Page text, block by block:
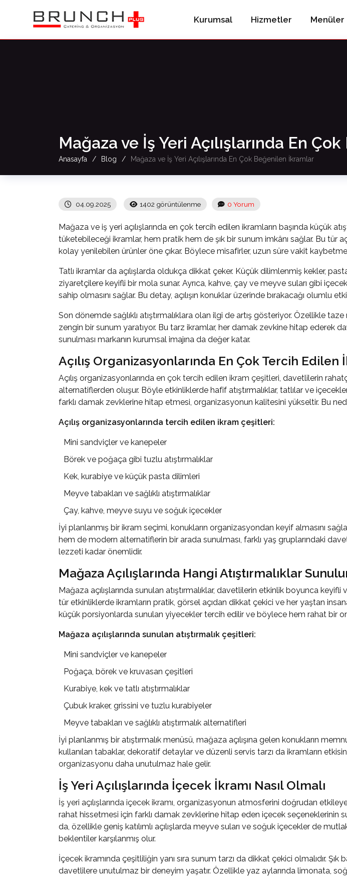
Kurumsal Hizmetler Menüler
Mağaza ve İş Yeri Açılışlarında En
Anasayfa Blog Mağaza ve İş Yeri Açılışlarında En Çok Beğenilen İkramlar
04.09.2025 1402 görüntülenme 0 Yorum
Mağaza ve iş yeri açılışlarında en çok tercih edilen ikramların başında küçük
tüketebileceği ikramlar, hem pratik hem de şık bir sunum imkânı sağlar. Bu tür
kolay yenilebilen ürünler öne çıkar. Böylece misafirler, uzun süre vakit
Tatlı ikramlar da açılışlarda oldukça dikkat çeker. Küçük dilimlenmiş kekler,
ziyaretçilere keyifli bir mola sunar. Ayrıca, kahve, çay ve meyve suları gibi
sahip olmasını sağlar. Bu detay, açılışın konuklar üzerinde bırakacağı olumlu
Son dönemde sağlıklı atıştırmalıklara olan ilgi de artış gösteriyor. Özellikle
zengin bir sunum yaratıyor. Bu tarz ikramlar, her damak zevkine hitap ederek
sunulması markanın kurumsal imajına da değer katar.
Açılış Organizasyonlarında En Çok Tercih
Açılış organizasyonlarında en çok tercih edilen ikram çeşitleri , davetlilerin
alternatiflerden oluşur. Böyle etkinliklerde hafif atıştırmalıklar, tatlılar ve
farklı damak zevklerine hitap etmesi, organizasyonun kalitesini yükseltir. Bu
Açılış organizasyonlarında tercih edilen ikram çeşitleri:
Mini sandviçler ve kanepeler
Börek ve poğaça gibi tuzlu atıştırmalıklar
Kek, kurabiye ve küçük pasta dilimleri
Meyve tabakları ve sağlıklı atıştırmalıklar
Çay, kahve, meyve suyu ve soğuk içecekler
İyi planlanmış bir ikram seçimi, konukların organizasyondan keyif almasını
hem de modern alternatiflerin bir arada sunulması, farklı yaş gruplarındaki
lezzeti kadar önemlidir.
Mağaza Açılışlarında Hangi Atıştırmalıklar
Mağaza açılışlarında sunulan atıştırmalıklar, davetlilerin etkinlik boyunca
tür etkinliklerde ikramların pratik, görsel açıdan dikkat çekici ve her yaştan
küçük porsiyonlarda sunulan yiyecekler tercih edilir ve böylece hem rahat bir
Mağaza açılışlarında sunulan atıştırmalık çeşitleri:
Mini sandviçler ve kanepeler
Poğaça, börek ve kruvasan çeşitleri
Kurabiye, kek ve tatlı atıştırmalıklar
Çubuk kraker, grissini ve tuzlu kurabiyeler
Meyve tabakları ve sağlıklı atıştırmalık alternatifleri
İyi planlanmış bir atıştırmalık menüsü, mağaza açılışına gelen konukların
kullanılan tabaklar, dekoratif detaylar ve düzenli servis tarzı da ikramların
organizasyonu daha unutulmaz hale gelir.
İş Yeri Açılışlarında İçecek İkramı Nasıl Olmalı
İş yeri açılışlarında içecek ikramı , organizasyonun atmosferini doğrudan
rahat hissetmesi için farklı damak zevklerine hitap eden içecek seçeneklerinin
da, özellikle geniş katılımlı açılışlarda meyve suları ve soğuk içecekler de
beklentiler karşılanmış olur.
İçecek ikramında çeşitliliğin yanı sıra sunum tarzı da dikkat çekici olmalıdır.
davetlilere unutulmaz bir deneyim yaşatır. Özellikle yaz aylarında limonata,